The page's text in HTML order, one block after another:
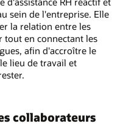
sein de l'entreprise. Elle
la relation entre les
tout en connectant les
afin d'accroître le
lieu de travail et
collaborateurs